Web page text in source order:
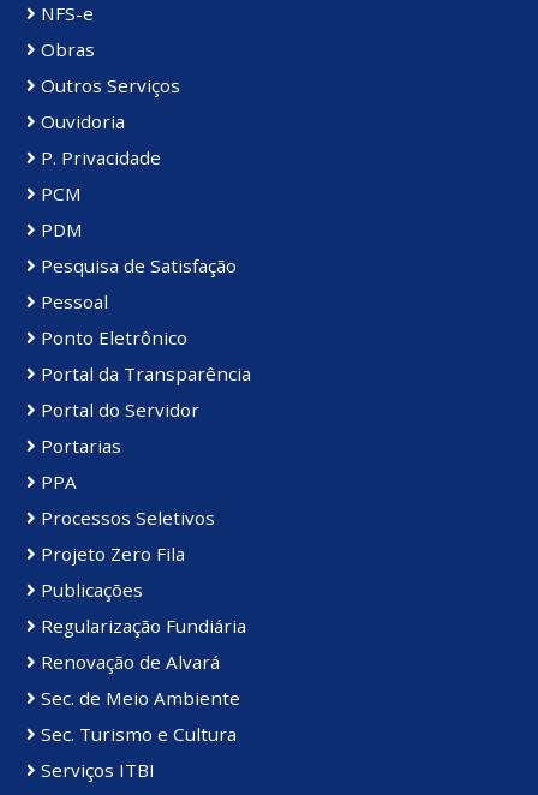
NFS-e
Obras
Outros Serviços
Ouvidoria
P. Privacidade
PCM
PDM
Pesquisa de Satisfação
Pessoal
Ponto Eletrônico
Portal da Transparência
Portal do Servidor
Portarias
PPA
Processos Seletivos
Projeto Zero Fila
Publicações
Regularização Fundiária
Renovação de Alvará
Sec. de Meio Ambiente
Sec. Turismo e Cultura
Serviços ITBI